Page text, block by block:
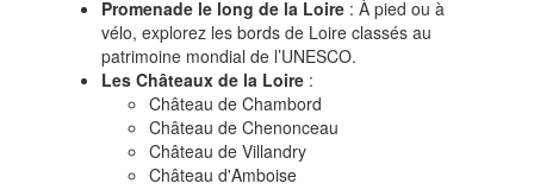
Promenade le long de la Loire : À pied ou à
vélo, explorez les bords de Loire classés au
patrimoine mondial de l’UNESCO.
Les Châteaux de la Loire :
Château de Chambord
Château de Chenonceau
Château de Villandry
Château d'Amboise